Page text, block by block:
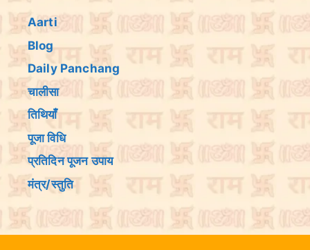
Aarti
Blog
Daily Panchang
चालीसा
तिथियांँ
पूजा विधि
प्रतिदिन पूजन उपाय
मंत्र/स्तुति